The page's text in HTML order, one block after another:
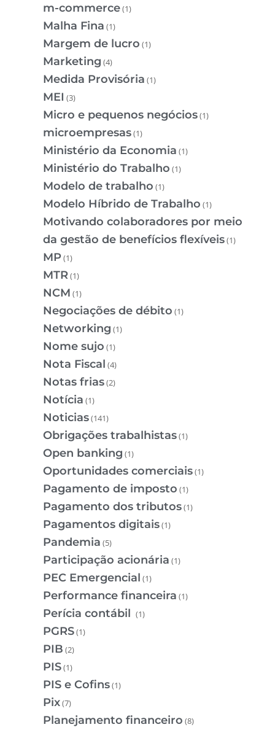
m-commerce(1)
Malha Fina (1)
Margem de lucro (1)
Marketing (4)
Medida Provisória (1)
MEI (3)
Micro e pequenos negócios(1)
microempresas(1)
Ministério da Economia (1)
Ministério do Trabalho (1)
Modelo de trabalho (1)
Modelo Híbrido de Trabalho (1)
Motivando colaboradores por meio
da gestão de benefícios flexíveis(1)
MP(1)
MTR(1)
NCM (1)
Negociações de débito (1)
Networking (1)
Nome sujo (1)
Nota Fiscal (4)
Notas frias(2)
Notícia (1)
Noticias(141)
Obrigações trabalhistas(1)
Open banking (1)
Oportunidades comerciais(1)
Pagamento de imposto (1)
Pagamento dos tributos(1)
Pagamentos digitais(1)
Pandemia (5)
Participação acionária (1)
PEC Emergencial (1)
Performance financeira (1)
Perícia contábil (1)
PGRS(1)
PIB (2)
PIS(1)
PIS e Cofins(1)
Pix(7)
Planejamento financeiro (8)